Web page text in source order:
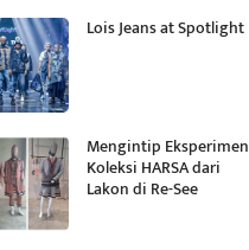
Lois Jeans at Spotlight
Mengintip Eksperimen
Koleksi HARSA dari
Lakon di Re-See